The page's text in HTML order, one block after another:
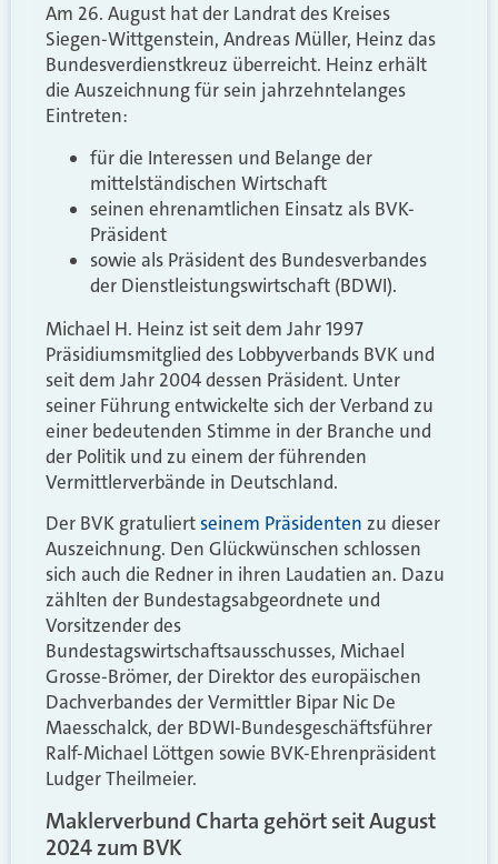
Am 26. August hat der Landrat des Kreises
Siegen-Wittgenstein, Andreas Müller, Heinz das
Bundesverdienstkreuz überreicht. Heinz erhält
die Auszeichnung für sein jahrzehntelanges
Eintreten:
für die Interessen und Belange der
mittelständischen Wirtschaft
seinen ehrenamtlichen Einsatz als BVK-
Präsident
sowie als Präsident des Bundesverbandes
der Dienstleistungswirtschaft (BDWI).
Michael H. Heinz ist seit dem Jahr 1997
Präsidiumsmitglied des Lobbyverbands BVK und
seit dem Jahr 2004 dessen Präsident. Unter
seiner Führung entwickelte sich der Verband zu
einer bedeutenden Stimme in der Branche und
der Politik und zu einem der führenden
Vermittlerverbände in Deutschland.
Der BVK gratuliertseinem Präsidenten zu dieser
Auszeichnung. Den Glückwünschen schlossen
sich auch die Redner in ihren Laudatien an. Dazu
zählten der Bundestagsabgeordnete und
Vorsitzender des
Bundestagswirtschaftsausschusses, Michael
Grosse-Brömer, der Direktor des europäischen
Dachverbandes der Vermittler Bipar Nic De
Maesschalck, der BDWI-Bundesgeschäftsführer
Ralf-Michael Löttgen sowie BVK-Ehrenpräsident
Ludger Theilmeier.
Maklerverbund Charta gehört seit August
2024 zum BVK